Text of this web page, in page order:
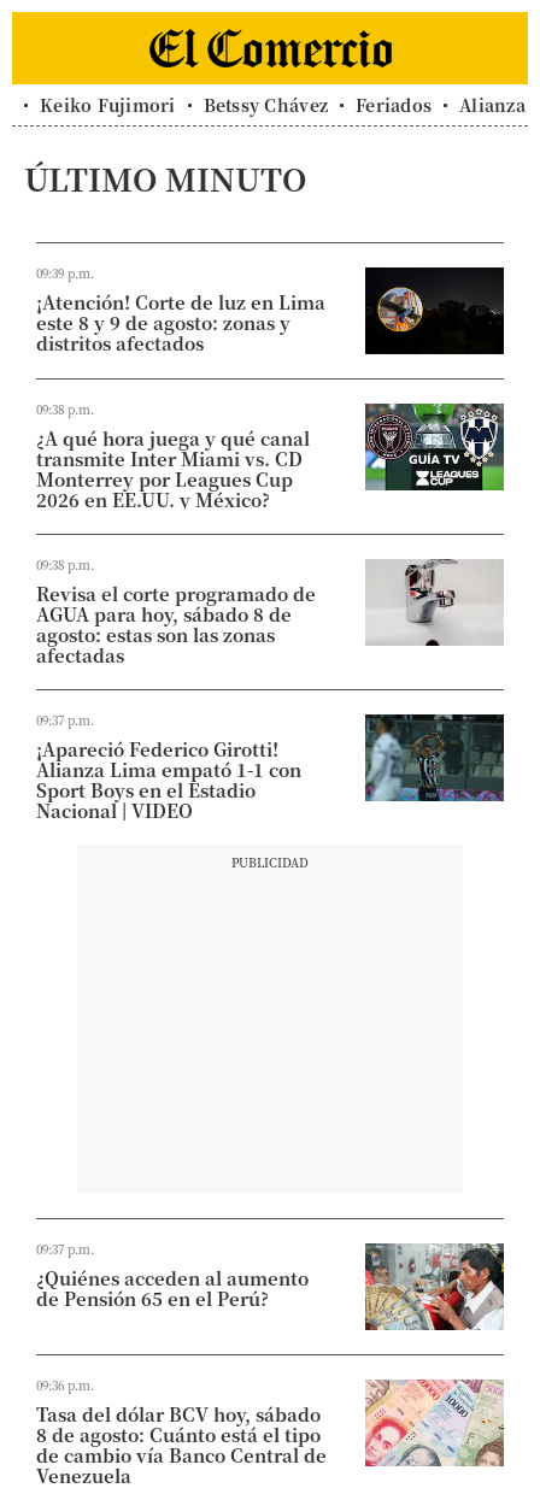
Keiko Fujimori Betssy Chávez Feriados Alianza
ÚLTIMO MINUTO
09:39 p.m.
¡Atención! Corte de luz en Lima
este 8 y 9 de agosto: zonas y
distritos afectados
09:38 p.m.
¿A qué hora juega y qué canal
transmite Inter Miami vs. CD
Monterrey por Leagues Cup
2026 en EE.UU. y México?
09:38 p.m.
Revisa el corte programado de
AGUA para hoy, sábado 8 de
agosto: estas son las zonas
afectadas
09:37 p.m.
¡Apareció Federico Girotti!
Alianza Lima empató 1-1 con
Sport Boys en el Estadio
Nacional | VIDEO
09:37 p.m.
¿Quiénes acceden al aumento
de Pensión 65 en el Perú?
09:36 p.m.
Tasa del dólar BCV hoy, sábado
8 de agosto: Cuánto está el tipo
de cambio vía Banco Central de
Venezuela